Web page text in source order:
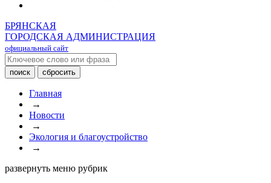
БРЯНСКАЯ
ГОРОДСКАЯ АДМИНИСТРАЦИЯ
официальный сайт
Главная
→
Новости
→
Экология и благоустройство
→
развернуть меню рубрик